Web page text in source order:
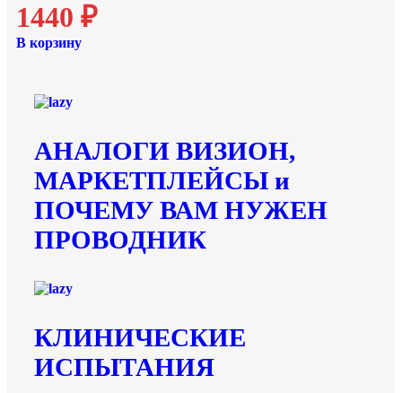
1440 ₽
В корзину
АНАЛОГИ ВИЗИОН,
МАРКЕТПЛЕЙСЫ и
ПОЧЕМУ ВАМ НУЖЕН
ПРОВОДНИК
КЛИНИЧЕСКИЕ
ИСПЫТАНИЯ